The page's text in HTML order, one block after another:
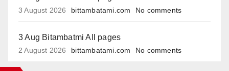
3 August 2026 bittambatami.com No comments
3 Aug Bitambatmi All pages
2 August 2026 bittambatami.com No comments